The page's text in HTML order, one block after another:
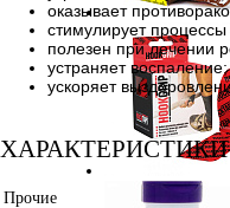
оказывает
стимулирует процессы
полезен при лечении
устраняет воспаление;
ускоряет
ХАРАКТЕРИСТИКИ
Прочие